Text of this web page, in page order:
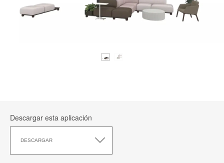
Descargar esta aplicación
DESCARGAR
esta